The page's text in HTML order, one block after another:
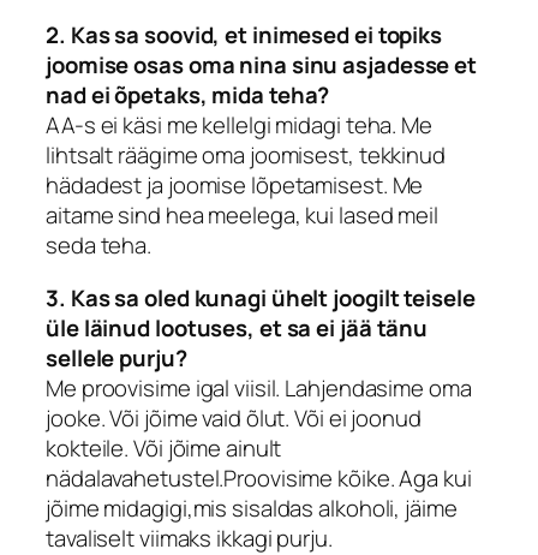
2. Kas sa soovid, et inimesed ei topiks
joomise osas oma nina sinu asjadesse et
nad ei õpetaks, mida teha?
AA-s ei käsi me kellelgi midagi teha. Me
lihtsalt räägime oma joomisest, tekkinud
hädadest ja joomise lõpetamisest. Me
aitame sind hea meelega, kui lased meil
seda teha.
3. Kas sa oled kunagi ühelt joogilt teisele
üle läinud lootuses, et sa ei jää tänu
sellele purju?
Me proovisime igal viisil. Lahjendasime oma
jooke. Või jõime vaid õlut. Või ei joonud
kokteile. Või jõime ainult
nädalavahetustel.Proovisime kõike. Aga kui
jõime midagigi,mis sisaldas alkoholi, jäime
tavaliselt viimaks ikkagi purju.